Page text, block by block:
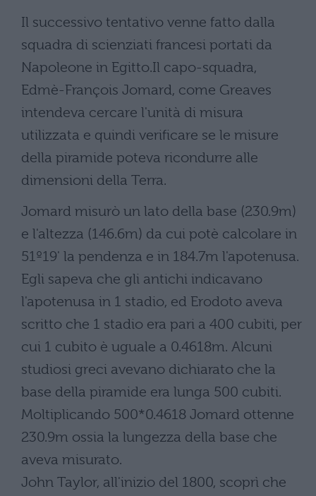
Il successivo tentativo venne fatto dalla
squadra di scienziati francesi portati da
Napoleone in Egitto.Il capo-squadra,
Edmè-François Jomard, come Greaves
intendeva cercare l'unità di misura
utilizzata e quindi verificare se le misure
della piramide poteva ricondurre alle
dimensioni della Terra.
Jomard misurò un lato della base (230.9m)
e l'altezza (146.6m) da cui potè calcolare in
51º19' la pendenza e in 184.7m l'apotenusa.
Egli sapeva che gli antichi indicavano
l'apotenusa in 1 stadio, ed Erodoto aveva
scritto che 1 stadio era pari a 400 cubiti, per
cui 1 cubito è uguale a 0.4618m. Alcuni
studiosi greci avevano dichiarato che la
base della piramide era lunga 500 cubiti.
Moltiplicando 500*0.4618 Jomard ottenne
230.9m ossia la lungezza della base che
aveva misurato.
John Taylor, all'inizio del 1800, scoprì che